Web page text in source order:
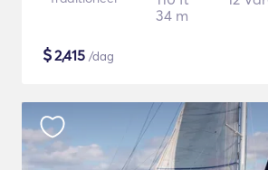
34 m
$2,415 /dag